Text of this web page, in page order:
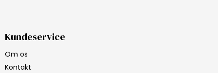
Kundeservice
Om os
Kontakt